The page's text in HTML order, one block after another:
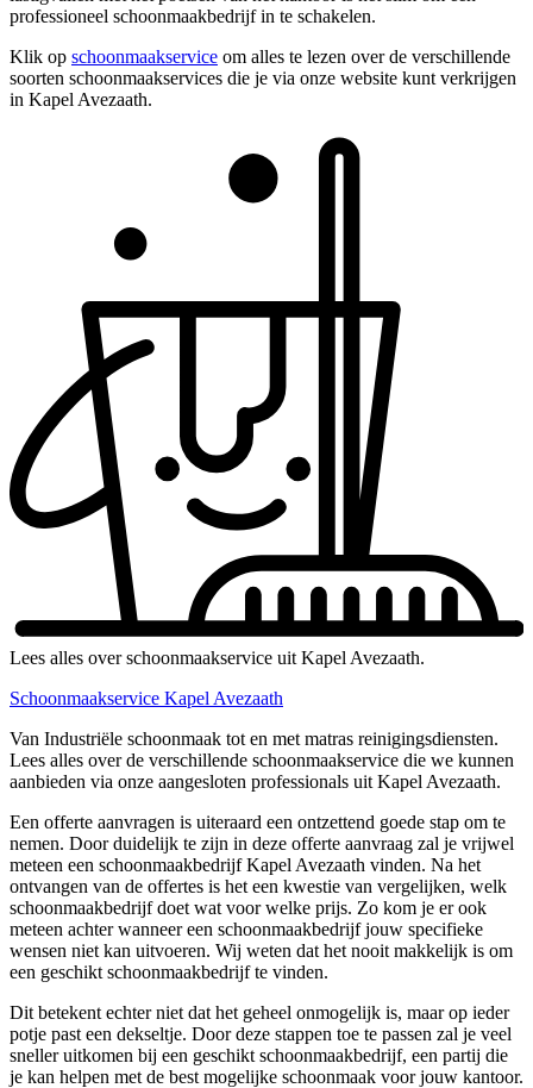
professioneel schoonmaakbedrijf in te schakelen.
Klik op schoonmaakservice om alles te lezen over de verschillende
soorten schoonmaakservices die je via onze website kunt verkrijgen
in Kapel Avezaath.
Lees alles over schoonmaakservice uit Kapel Avezaath.
Schoonmaakservice Kapel Avezaath
Van Industriële schoonmaak tot en met matras reinigingsdiensten.
Lees alles over de verschillende schoonmaakservice die we kunnen
aanbieden via onze aangesloten professionals uit Kapel Avezaath.
Een offerte aanvragen is uiteraard een ontzettend goede stap om te
nemen. Door duidelijk te zijn in deze offerte aanvraag zal je vrijwel
meteen een schoonmaakbedrijf Kapel Avezaath vinden. Na het
ontvangen van de offertes is het een kwestie van vergelijken, welk
schoonmaakbedrijf doet wat voor welke prijs. Zo kom je er ook
meteen achter wanneer een schoonmaakbedrijf jouw specifieke
wensen niet kan uitvoeren. Wij weten dat het nooit makkelijk is om
een geschikt schoonmaakbedrijf te vinden.
Dit betekent echter niet dat het geheel onmogelijk is, maar op ieder
potje past een dekseltje. Door deze stappen toe te passen zal je veel
sneller uitkomen bij een geschikt schoonmaakbedrijf, een partij die
je kan helpen met de best mogelijke schoonmaak voor jouw kantoor.